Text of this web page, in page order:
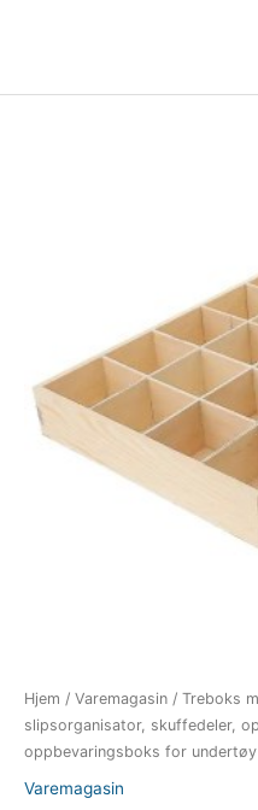
Hjem / Varemagasin / Treboks
slipsorganisator, skuffedeler,
oppbevaringsboks for undertøy
Varemagasin